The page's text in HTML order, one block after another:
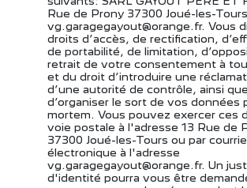
Rue de Prony 37300 Joué-les-Tours
vg.garagegayout@orange.fr. Vous
droits d’accès, de rectification,
de portabilité, de limitation,
retrait de votre consentement à
et du droit d’introduire une
d’une autorité de contrôle, ainsi que
d’organiser le sort de vos données
mortem. Vous pouvez exercer ces
voie postale à l'adresse 13 Rue de
37300 Joué-les-Tours ou par
électronique à l'adresse
vg.garagegayout@orange.fr. Un
d'identité pourra vous être